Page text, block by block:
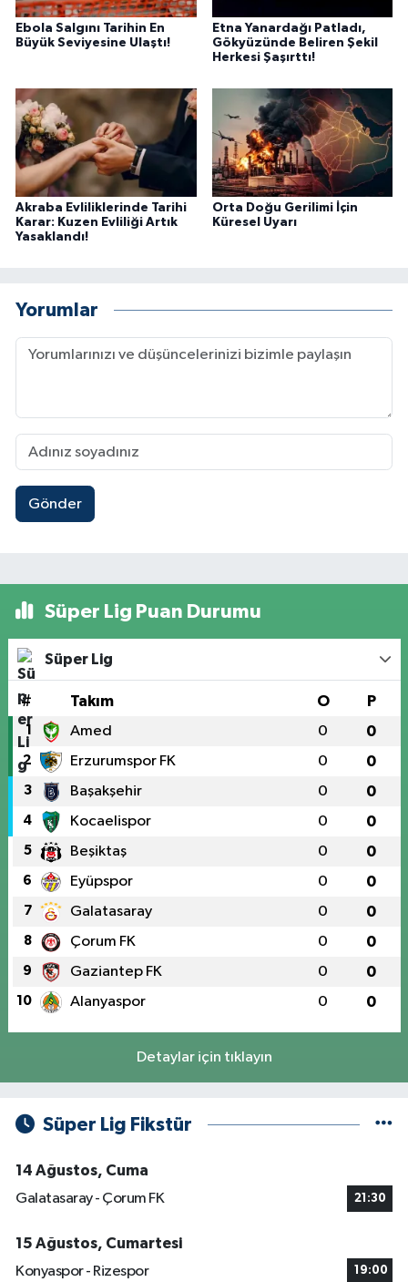
Ebola Salgını Tarihin En
Büyük Seviyesine Ulaştı!
Etna Yanardağı Patladı,
Gökyüzünde Beliren Şekil
Herkesi Şaşırttı!
Akraba Evliliklerinde Tarihi
Karar: Kuzen Evliliği Artık
Yasaklandı!
Orta Doğu Gerilimi İçin
Küresel Uyarı
Yorumlar
Gönder
Süper Lig Puan Durumu
Süper Lig
# Takım O P
1 Amed 0 0
2 Erzurumspor FK 0 0
3 Başakşehir 0 0
4 Kocaelispor 0 0
5 Beşiktaş 0 0
6 Eyüpspor 0 0
7 Galatasaray 0 0
8 Çorum FK 0 0
9 Gaziantep FK 0 0
10 Alanyaspor 0 0
Detaylar için tıklayın
Süper Lig Fikstür
14 Ağustos, Cuma
Galatasaray - Çorum FK
21:30
15 Ağustos, Cumartesi
Konyaspor - Rizespor
19:00